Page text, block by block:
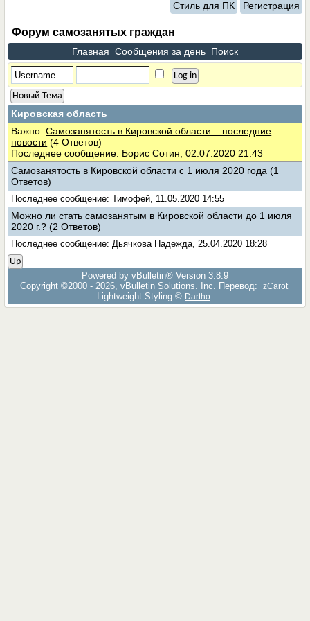
Стиль для ПК Регистрация
Форум самозанятых граждан
Главная Сообщения за день Поиск
Новый Тема
Кировская область
Важно:Самозанятость в Кировской области – последние
новости (4 Ответов)
Последнее сообщение: Борис Сотин, 02.07.2020 21:43
Самозанятость в Кировской области с 1 июля 2020 года (1
Ответов)
Последнее сообщение: Тимофей, 11.05.2020 14:55
Можно ли стать самозанятым в Кировской области до 1 июля
2020 г.? (2 Ответов)
Последнее сообщение: Дьячкова Надежда, 25.04.2020 18:28
Up
Powered by vBulletin® Version 3.8.9
Copyright ©2000 - 2026, vBulletin Solutions, Inc. Перевод:
zCarot
Lightweight Styling © Dartho